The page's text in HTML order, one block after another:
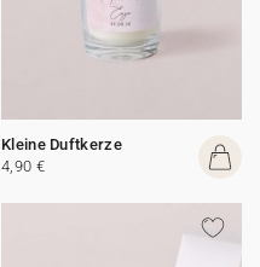
Kleine Duftkerze
4,90 €